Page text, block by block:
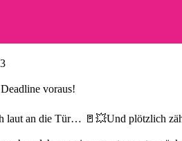
voraus!
laut an die Tür… 🚪💥Und plötzlich